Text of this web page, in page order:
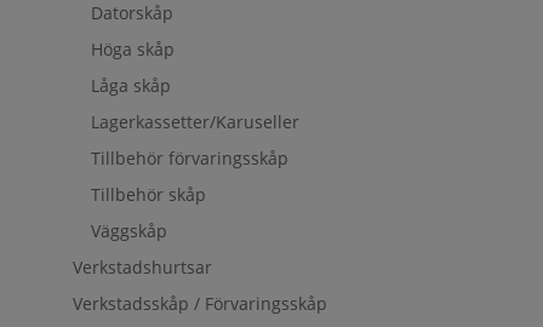
Datorskåp
Höga skåp
Låga skåp
Lagerkassetter/Karuseller
Tillbehör förvaringsskåp
Tillbehör skåp
Väggskåp
Verkstadshurtsar
Verkstadsskåp / Förvaringsskåp